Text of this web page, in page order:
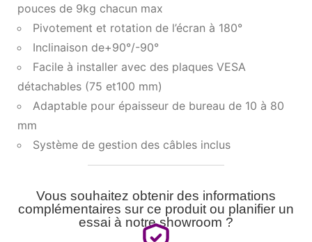
pouces de 9kg chacun max
Pivotement et rotation de l’écran à 180°
Inclinaison de+90°/-90°
Facile à installer avec des plaques VESA
détachables (75 et100 mm)
Adaptable pour épaisseur de bureau de 10 à 80
mm
Système de gestion des câbles inclus
Vous souhaitez obtenir des informations
complémentaires sur ce produit ou planifier un
essai à notre showroom ?